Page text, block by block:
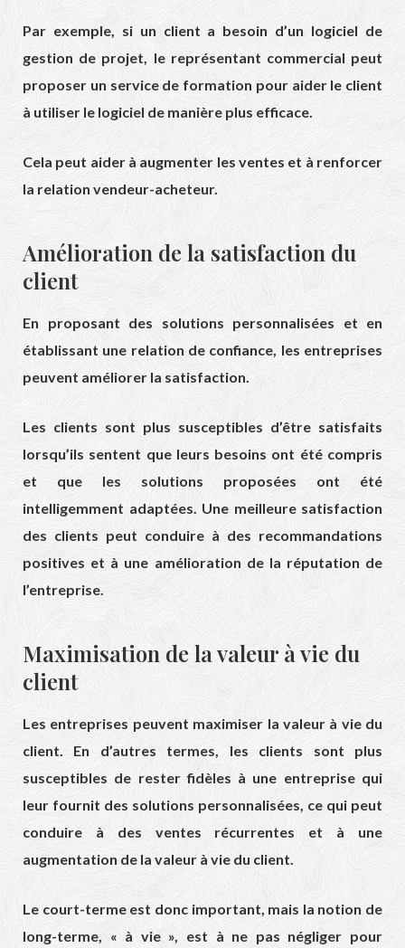
Par exemple, si un client a besoin d’un logiciel de
gestion de projet, le représentant commercial peut
proposer un service de formation pour aider le client
à utiliser le logiciel de manière plus efficace.
Cela peut aider à augmenter les ventes et à renforcer
la relation vendeur-acheteur.
Amélioration de la satisfaction du
client
En proposant des solutions personnalisées et en
établissant une relation de confiance, les entreprises
peuvent améliorer la satisfaction.
Les clients sont plus susceptibles d’être satisfaits
lorsqu’ils sentent que leurs besoins ont été compris
et que les solutions proposées ont été
intelligemment adaptées. Une meilleure satisfaction
des clients peut conduire à des recommandations
positives et à une amélioration de la réputation de
l’entreprise.
Maximisation de la valeur à vie du
client
Les entreprises peuvent maximiser la valeur à vie du
client. En d’autres termes, les clients sont plus
susceptibles de rester fidèles à une entreprise qui
leur fournit des solutions personnalisées, ce qui peut
conduire à des ventes récurrentes et à une
augmentation de la valeur à vie du client.
Le court-terme est donc important, mais la notion de
long-terme, « à vie », est à ne pas négliger pour